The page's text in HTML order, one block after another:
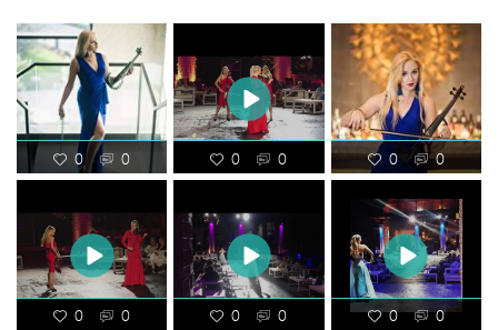
0 0 0 0 0 0
0 0 0 0 0 0